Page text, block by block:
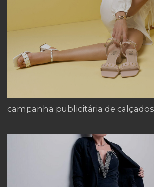
campanha publicitária de calçados